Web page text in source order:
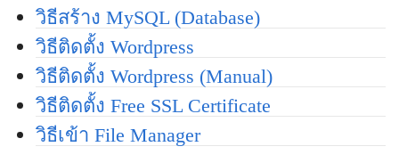
วิธีสร้าง MySQL (Database)
วิธีติดตั้ง Wordpress
วิธีติดตั้ง Wordpress (Manual)
วิธีติดตั้ง Free SSL Certificate
วิธีเข้า File Manager